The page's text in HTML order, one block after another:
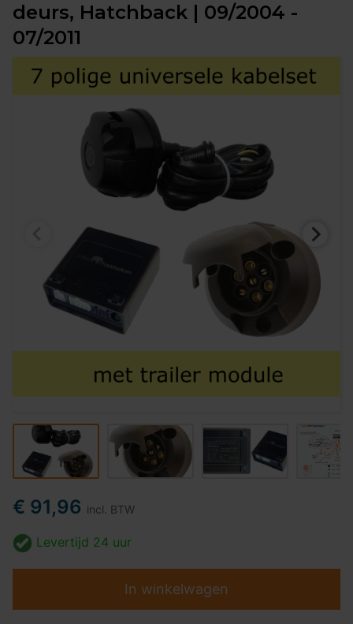
deurs, Hatchback | 09/2004 -
07/2011
€ 91,96 incl. BTW
Levertijd 24 uur
In winkelwagen